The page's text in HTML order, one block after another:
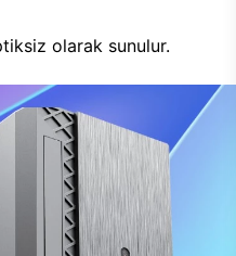
olarak sunulur.